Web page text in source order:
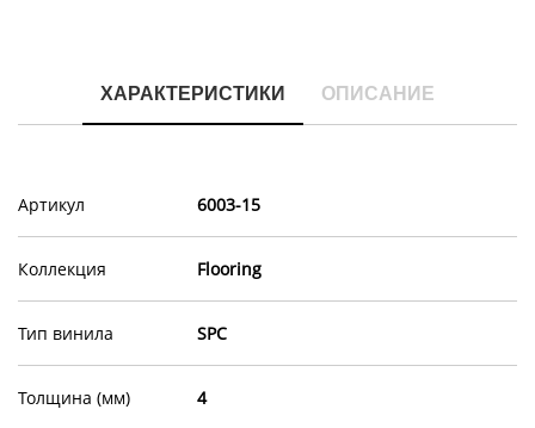
ХАРАКТЕРИСТИКИ ОПИСАНИЕ
Артикул 6003-15
Коллекция Flooring
Тип винила SPC
Толщина (мм) 4